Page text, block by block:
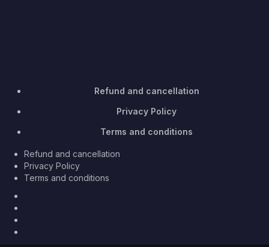
Refund and cancellation
Privacy Policy
Terms and conditions
Refund and cancellation
Privacy Policy
Terms and conditions